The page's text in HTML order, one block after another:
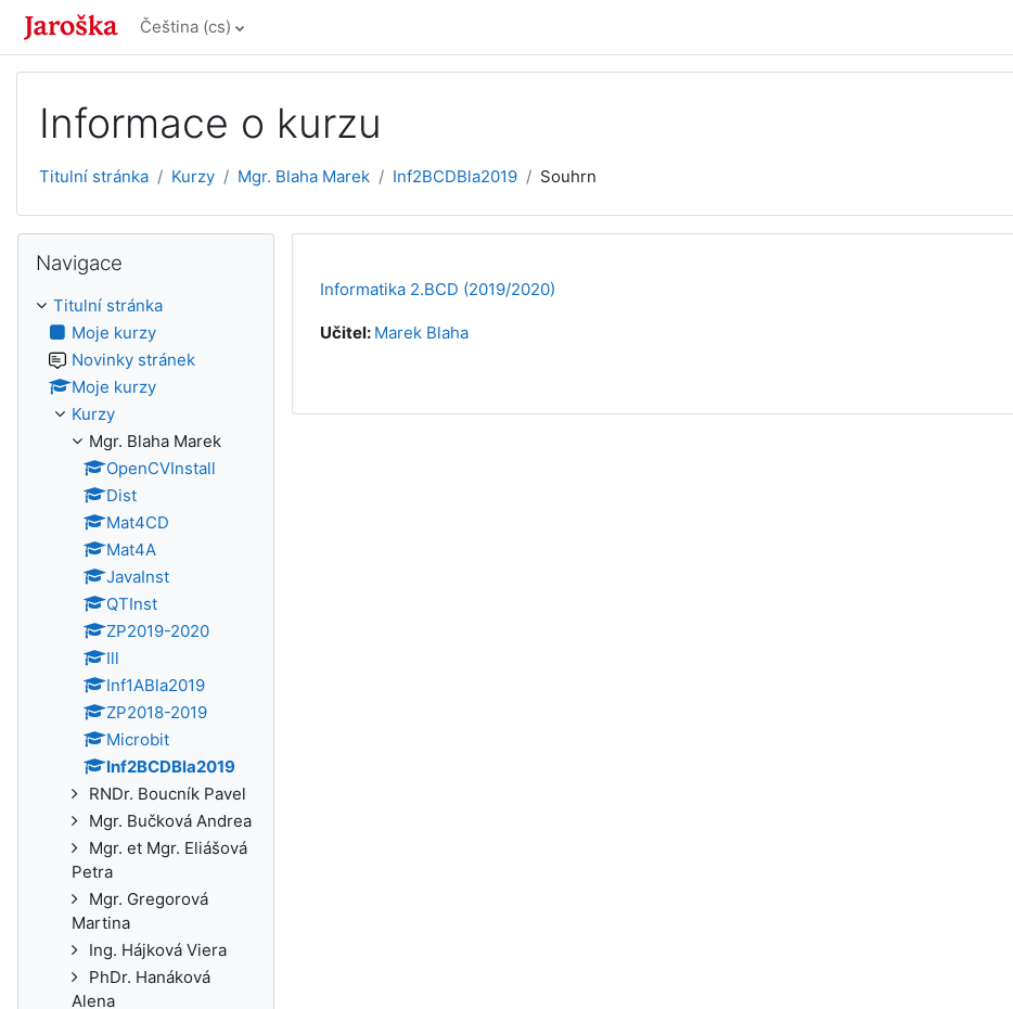
Přejít k hlavnímu obsahu
Čeština ‎(cs)‎
Informace o kurzu
Titulní stránka Kurzy Mgr. Blaha Marek Inf2BCDBla2019 Souhrn
Informatika 2.BCD (2019/2020)
Učitel: Marek Blaha
Navigace
Titulní stránka
Moje kurzy
Novinky stránek
Moje kurzy
Kurzy
Mgr. Blaha Marek
OpenCVInstall
Dist
Mat4CD
Mat4A
JavaInst
QTInst
ZP2019-2020
Ill
Inf1ABla2019
ZP2018-2019
Microbit
Inf2BCDBla2019
RNDr. Boucník Pavel
Mgr. Bučková Andrea
Mgr. et Mgr. Eliášová
Petra
Mgr. Gregorová
Martina
Ing. Hájková Viera
PhDr. Hanáková
Alena